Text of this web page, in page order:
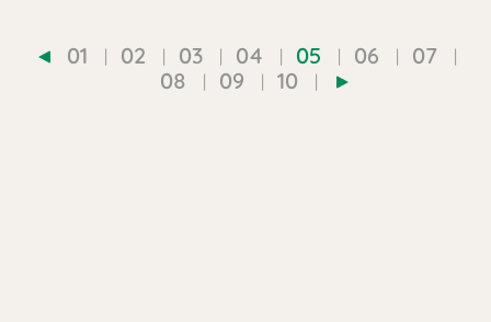
01 02 03 04 05 06
07
08
09 10